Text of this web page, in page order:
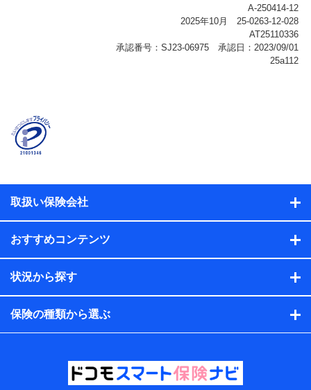
関する情報、アプリケーション利用時の行動に関する情
報、購入されたサービスや商品の名称・購入場所・決済
に関する情報、アンケートの回答に関する情報などが含
名、住所、生年月日、性別、保険契約者と被保険者の関
係、保険加入の目的、保険商品の内容、保険料、保険料
のお支払方法、車のメーカーや走行距離などの情報、建
ル内容や送信履歴の情報及び保険の更改案内等を提供し
保険契約情報
当社または株式会社NTTドコモ・フィナンシャルグルー
プが取得し、又は保有する保険契約に関する情報。例と
して、保険契約者及び被保険者の氏名、住所、生年月
日、性別、保険契約者と被保険者の関係、保険加入の目
的、保険商品の内容、保険料、保険料のお支払方法、車
のメーカーや走行距離などの情報、建物の構造や築年数
などの情報、ペットの種類や年齢などの情報などが含ま
提供当事者から受領当事者が個人データを取得する方法
電子的・電磁的方法等
取扱い保険会社
おすすめコンテンツ
状況から探す
保険の種類から選ぶ